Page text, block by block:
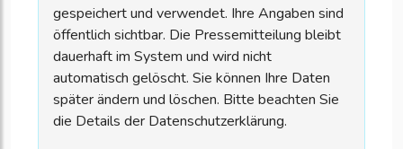
gespeichert und verwendet. Ihre Angaben sind
öffentlich sichtbar. Die Pressemitteilung bleibt
dauerhaft im System und wird nicht
automatisch gelöscht. Sie können Ihre Daten
später ändern und löschen. Bitte beachten Sie
die Details der Datenschutzerklärung.